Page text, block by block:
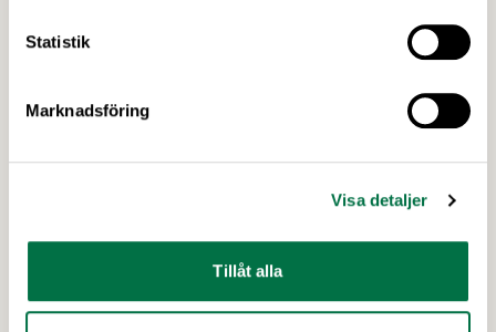
Statistik
Marknadsföring
Visa detaljer
Tillåt alla
Under seminariet kommer du att få med dig ett
Senaste nytt